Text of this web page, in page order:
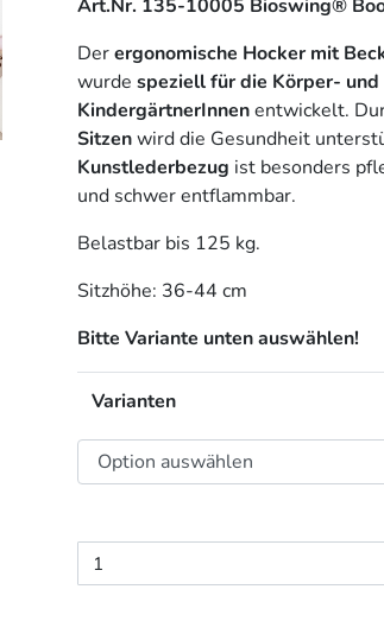
Art.Nr. 135-10005 Bioswing®
Derergonomische Hocker mit
wurde speziell für die Körper-
KindergärtnerInnenentwickelt.
Sitzenwird die Gesundheit
Kunstlederbezug ist besonders
und schwer entflammbar.
Belastbar bis 125 kg.
Sitzhöhe: 36-44 cm
Bitte Variante unten auswählen!
Varianten
BIOSWING
Boogie®